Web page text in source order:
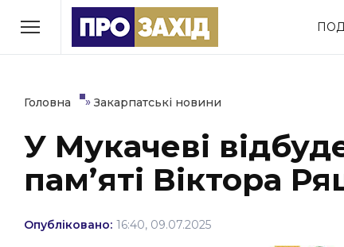
РУБРИКИ
Економіка
Політика Соціум
Втрачений Ужгород
Головна » Закарпатські новини
У Мукачеві
пам’яті Віктора
Опубліковано: 16:40, 09.07.2025